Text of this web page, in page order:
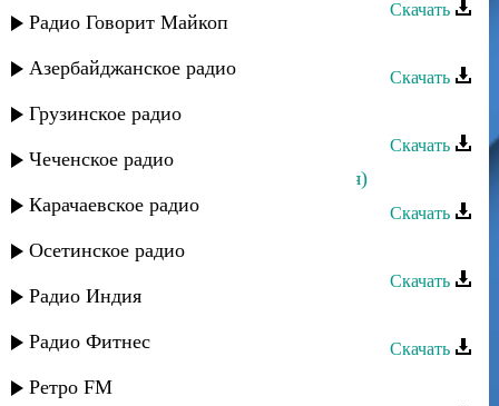
Радио Говорит Майкоп
Азербайджанское радио
Грузинское радио
Чеченское радио
Карачаевское радио
Осетинское радио
Радио Индия
Радио Фитнес
Ретро FM
Скачать
Скачать
Расул Османов - Асият
Скачать
Бахтияр Кантаев - Асият (ЦIорская)
Скачать
Меседу Омарова - Мой ангел
Скачать
Скачать
Загидат Муслимова - Чаргудай